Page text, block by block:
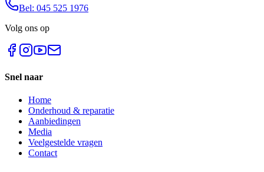
Bel: 045 525 1976
Volg ons op
Snel naar
Home
Onderhoud & reparatie
Aanbiedingen
Media
Veelgestelde vragen
Contact